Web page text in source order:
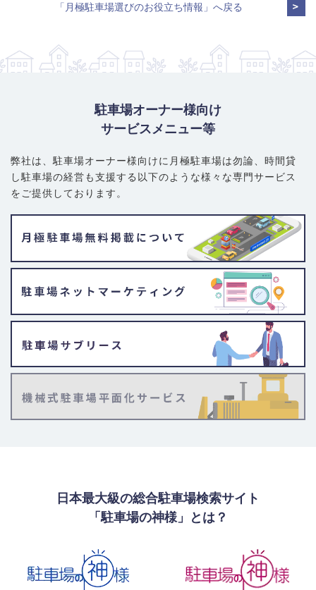
「月極駐車場選びのお役立ち情報」へ戻る
駐車場オーナー様向け
サービスメニュー等
弊社は、駐車場オーナー様向けに月極駐車場は勿論、 時間貸
し駐車場の経営も支援する以下のような様々な専門サービス
をご提供しております。
日本最大級の総合駐車場検索サイト
「駐車場の神様」とは？